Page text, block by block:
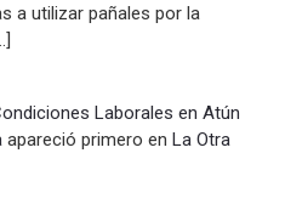
a utilizar pañales por la
Laborales en Atún
apareció primero en La Otra